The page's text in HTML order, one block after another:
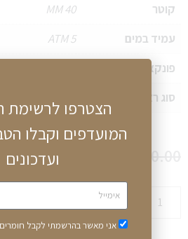
קוטר
40 MM
עמיד במים
5 ATM
פונקציות
סוג רצועה
₪2,700.00
הוספה לסל
הצטרפו לרשימת
המועדפים וקבלו
ועדכונים
אני מאשר בהרשמתי לקבל חומרים